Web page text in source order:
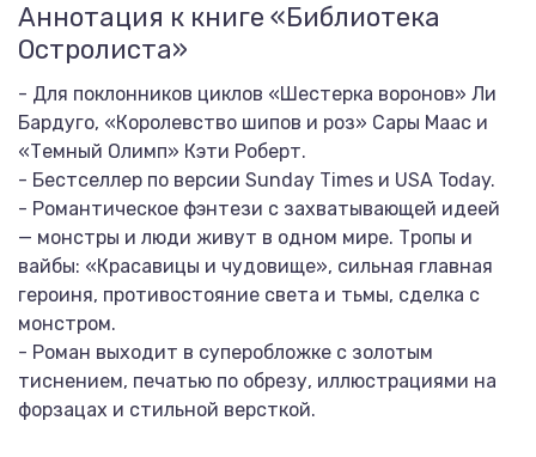
Аннотация к книге «Библиотека
Остролиста»
- Для поклонников циклов «Шестерка воронов» Ли
Бардуго, «Королевство шипов и роз» Сары Маас и
«Темный Олимп» Кэти Роберт.
- Бестселлер по версии Sunday Times и USA Today.
- Романтическое фэнтези с захватывающей идеей
— монстры и люди живут в одном мире. Тропы и
вайбы: «Красавицы и чудовище», сильная главная
героиня, противостояние света и тьмы, сделка с
монстром.
- Роман выходит в суперобложке с золотым
тиснением, печатью по обрезу, иллюстрациями на
форзацах и стильной версткой.